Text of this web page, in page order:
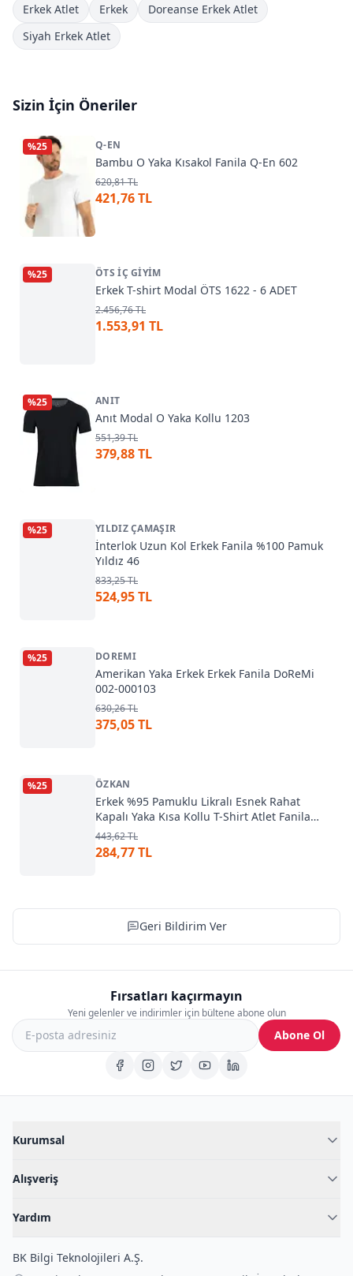
Erkek Atlet
Erkek
Doreanse Erkek Atlet
Siyah Erkek Atlet
Sizin İçin Öneriler
%25 Q-EN
Bambu O Yaka Kısakol Fanila Q-En 602
620,81 TL
421,76 TL
%25 ÖTS İÇ GIYIM
Erkek T-shirt Modal ÖTS 1622 - 6 ADET
2.456,76 TL
1.553,91 TL
%25 ANIT
Anıt Modal O Yaka Kollu 1203
551,39 TL
379,88 TL
%25 YILDIZ ÇAMAŞIR
İnterlok Uzun Kol Erkek Fanila %100 Pamuk
Yıldız 46
833,25 TL
524,95 TL
%25 DOREMI
Amerikan Yaka Erkek Erkek Fanila DoReMi
002-000103
630,26 TL
375,05 TL
%25 ÖZKAN
Erkek %95 Pamuklu Likralı Esnek Rahat
Kapalı Yaka Kısa Kollu T-Shirt Atlet Fanila
Özkan 10265
443,62 TL
284,77 TL
Geri Bildirim Ver
Fırsatları kaçırmayın
Yeni gelenler ve indirimler için bültene abone olun
Abone Ol
Kurumsal
Blog
İç Giyim Rehberi
Alışveriş
Fantazi İç Giyim
Yardım
İade Politikası
BK Bilgi Teknolojileri A.Ş.